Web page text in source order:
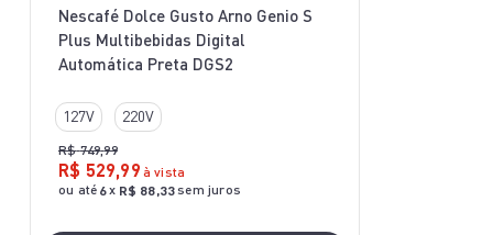
Nescafé Dolce Gusto Arno Genio S
Plus Multibebidas Digital
Automática Preta DGS2
127V 220V
R$ 749,99
R$ 529,99 à vista
ou até 6x R$ 88,33sem juros